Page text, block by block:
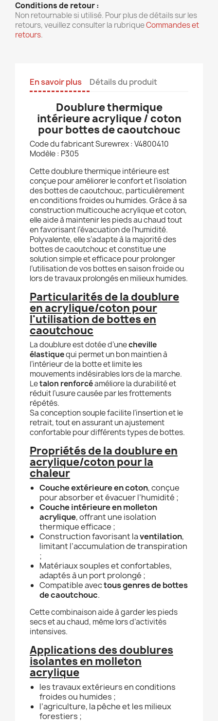
Conditions de retour :
Non retournable si utilisé. Pour plus de détails sur les
retours, veuillez consulter la rubriqueCommandes et
retours.
En savoir plus Détails du produit
Doublure thermique
intérieure acrylique / coton
pour bottes de caoutchouc
Code du fabricant Surewrex : V4800410
Modèle : P305
Cette doublure thermique intérieure est
conçue pour améliorer le confort et l’isolation
des bottes de caoutchouc, particulièrement
en conditions froides ou humides. Grâce à sa
construction multicouche acrylique et coton,
elle aide à maintenir les pieds au chaud tout
en favorisant l’évacuation de l’humidité.
Polyvalente, elle s’adapte à la majorité des
bottes de caoutchouc et constitue une
solution simple et efficace pour prolonger
l’utilisation de vos bottes en saison froide ou
lors de travaux prolongés en milieux humides.
Particularités de la doublure
en acrylique/coton pour
l'utilisation de bottes en
caoutchouc
La doublure est dotée d’unecheville
élastiquequi permet un bon maintien à
l’intérieur de la botte et limite les
mouvements indésirables lors de la marche.
Letalon renforcéaméliore la durabilité et
réduit l’usure causée par les frottements
répétés.
Sa conception souple facilite l’insertion et le
retrait, tout en assurant un ajustement
confortable pour différents types de bottes.
Propriétés de la doublure en
acrylique/coton pour la
chaleur
Couche extérieure en coton, conçue
pour absorber et évacuer l’humidité ;
Couche intérieure en molleton
acrylique, offrant une isolation
thermique efficace ;
Construction favorisant laventilation,
limitant l’accumulation de transpiration
;
Matériaux souples et confortables,
adaptés à un port prolongé ;
Compatible avectous genres de bottes
de caoutchouc.
Cette combinaison aide à garder les pieds
secs et au chaud, même lors d’activités
intensives.
Applications des doublures
isolantes en molleton
acrylique
les travaux extérieurs en conditions
froides ou humides ;
l’agriculture, la pêche et les milieux
forestiers ;